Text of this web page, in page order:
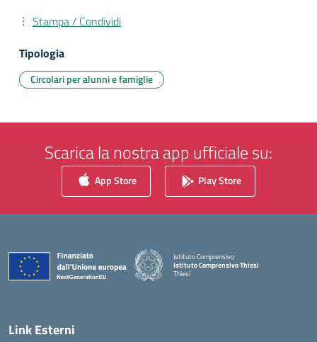
Stampa / Condividi
Tipologia
Circolari per alunni e famiglie
Scarica la nostra app ufficiale su:
App Store Play Store
Istituto Comprensivo
Istituto Comprensivo Thiesi
Thiesi
Link Esterni